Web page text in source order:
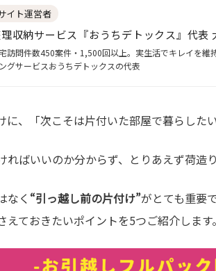
イト運営者
収納サービス『おうちデトックス』代表
訪問件数450案件・1,500回以上。実生活でキレイを維
グサービスおうちデトックスの代表
に、「次こそは片付いた部屋で暮らした
ればいいのか分からず、とりあえず荷造
なく “引っ越し前の片付け”がとても重要
ておきたいポイントを5つご紹介します。